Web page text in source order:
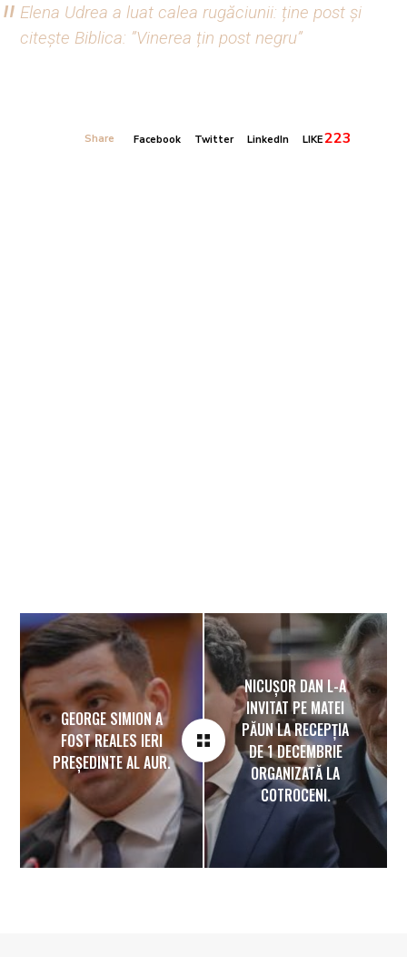
Elena Udrea a luat calea rugăciunii: ține post și
citește Biblica: ”Vinerea țin post negru”
Share Facebook Twitter LinkedIn LIKE223
GEORGE SIMION A
FOST REALES IERI
PREȘEDINTE AL AUR.
NICUȘOR DAN L-A
INVITAT PE MATEI
PĂUN LA RECEPȚIA
DE 1 DECEMBRIE
ORGANIZATĂ LA
COTROCENI.